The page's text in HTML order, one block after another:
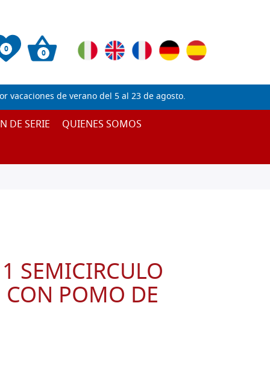
0 0
vacaciones de verano del 5 al 23 de agosto.
DE SERIE QUIENES SOMOS
SEMICIRCULO
POMO DE